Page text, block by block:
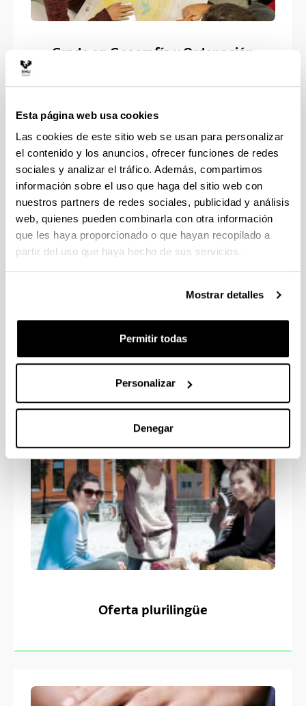
Esta página web usa cookies
Las cookies de este sitio web se usan para personalizar
el contenido y los anuncios, ofrecer funciones de redes
sociales y analizar el tráfico. Además, compartimos
información sobre el uso que haga del sitio web con
nuestros partners de redes sociales, publicidad y análisis
web, quienes pueden combinarla con otra información
que les haya proporcionado o que hayan recopilado a
partir del uso que haya hecho de sus servicios.
Mostrar detalles
Permitir todas
Personalizar
Denegar
Grado en Geografía y Ordenación
Grado en Filología (Alemana,
Oferta plurilingüe